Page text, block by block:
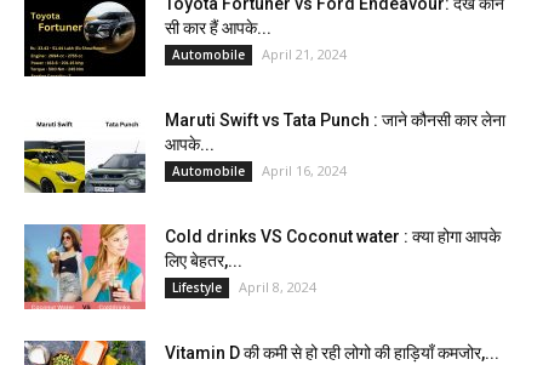
Toyota Fortuner vs Ford Endeavour: देखें कौन
सी कार हैं आपके...
Automobile April 21, 2024
Maruti Swift vs Tata Punch : जाने कौनसी कार लेना
आपके...
Automobile April 16, 2024
Cold drinks VS Coconut water : क्या होगा आपके
लिए बेहतर,...
Lifestyle April 8, 2024
Vitamin D की कमी से हो रही लोगो की हाड़ियाँ कमजोर,...